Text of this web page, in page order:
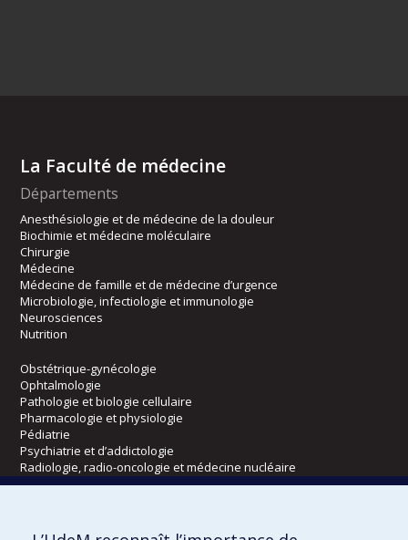
La Faculté de médecine
Départements
Anesthésiologie et de médecine de la douleur
Biochimie et médecine moléculaire
Chirurgie
Médecine
Médecine de famille et de médecine d’urgence
Microbiologie, infectiologie et immunologie
Neurosciences
Nutrition
Obstétrique-gynécologie
Ophtalmologie
Pathologie et biologie cellulaire
Pharmacologie et physiologie
Pédiatrie
Psychiatrie et d’addictologie
Radiologie, radio-oncologie et médecine nucléaire